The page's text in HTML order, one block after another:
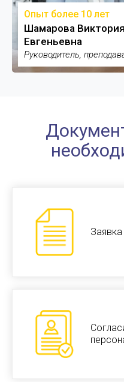
Опыт более 10 лет
Шамарова Виктория
Евгеньевна
Руководитель,
Заявка